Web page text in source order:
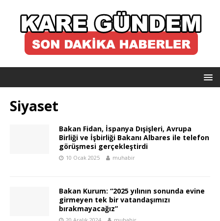
Siyaset
Bakan Fidan, İspanya Dışişleri, Avrupa
Birliği ve İşbirliği Bakanı Albares ile telefon
görüşmesi gerçekleştirdi
10 Ocak 2025 muhabir
Bakan Kurum: “2025 yılının sonunda evine
girmeyen tek bir vatandaşımızı
bırakmayacağız”